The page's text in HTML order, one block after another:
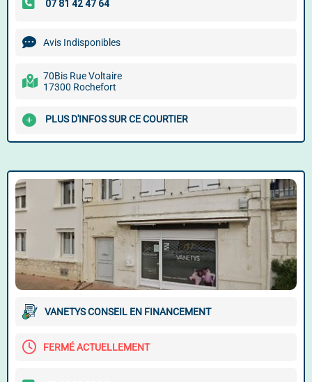
Avis Indisponibles
70Bis Rue Voltaire
17300 Rochefort
PLUS D'INFOS SUR CE COURTIER
VANETYS CONSEIL EN FINANCEMENT
FERMÉ ACTUELLEMENT